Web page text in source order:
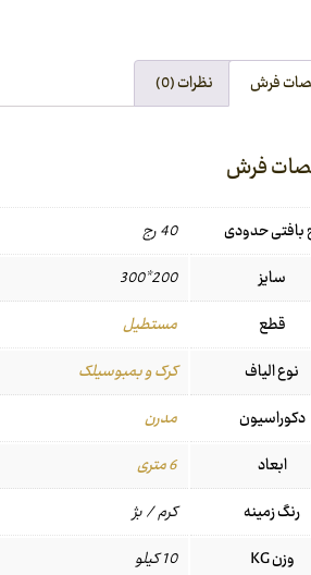
فرش نظرات (0)
فرش
بافتی حدودی
40 رج
سایز
200*300
قطع
مستطیل
نوع الیاف
کرک و بمبوسیلک
دکوراسیون
مدرن
ابعاد
6 متری
رنگ زمینه
کرم / بژ
وزن KG
10 کیلو